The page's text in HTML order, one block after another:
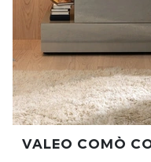
VALEO COMÒ